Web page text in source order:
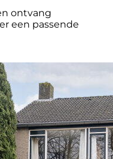
ontvang
een passende